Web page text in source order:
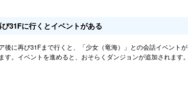
び31Fに行くとイベントがある
後に再び31Fまで行くと、「少女（竜海）」との会話イベントが
す。イベントを進めると、おそらくダンジョンが追加されます。